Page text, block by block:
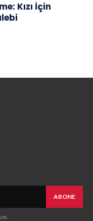
Kızı İçin
ABONE